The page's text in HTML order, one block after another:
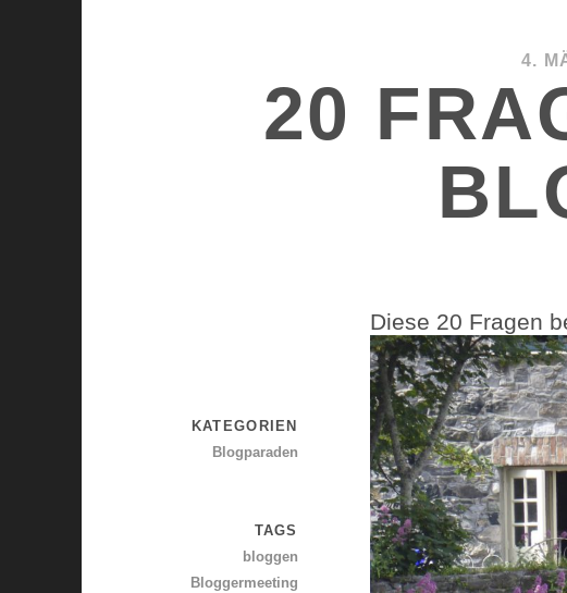
4.
20
Diese 20 Fragen
KATEGORIEN
Blogparaden
TAGS
bloggen
Bloggermeeting